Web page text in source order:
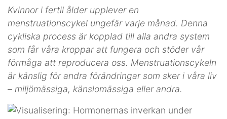
Kvinnor i fertil ålder upplever en
menstruationscykel ungefär varje månad. Denna
cykliska process är kopplad till alla andra system
som får våra kroppar att fungera och stöder vår
förmåga att reproducera oss. Menstruationscykeln
är känslig för andra förändringar som sker i våra liv
– miljömässiga, känslomässiga eller andra.